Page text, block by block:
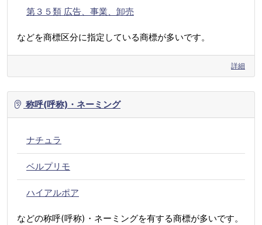
第３５類 広告、事業、卸売
などを商標区分に指定している商標が多いです。
詳細
称呼(呼称)・ネーミング
ナチュラ
ベルプリモ
ハイアルポア
などの称呼(呼称)・ネーミングを有する商標が多いです。